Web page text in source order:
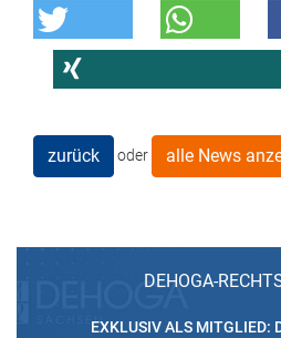
zurück oder alle News
DEHOGA-
EXKLUSIV ALS MITGLIED: